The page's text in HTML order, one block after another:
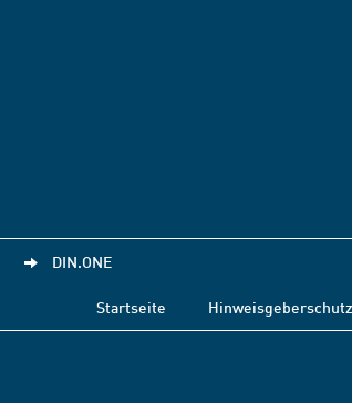
DIN.ONE
Startseite